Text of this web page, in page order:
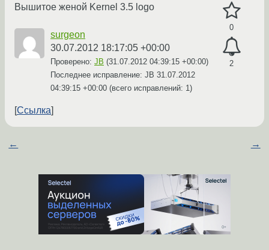
0
2
Вышитое женой Kernel 3.5 logo
surgeon
30.07.2012 18:17:05 +00:00
Проверено: JB (31.07.2012 04:39:15 +00:00)
Последнее исправление: JB 31.07.2012
04:39:15 +00:00 (всего исправлений: 1)
Ссылка
← →